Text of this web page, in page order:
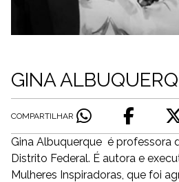
GINA
COMPARTILHAR
Gina Albuquerque é professora
Distrito Federal. É autora e
Mulheres Inspiradoras, que foi